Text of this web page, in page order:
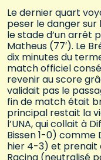
Le dernier quart
peser le danger sur
le stade d’un arrêt
Matheus (77′). Le
dix minutes du
match officiel
revenir au score
validait pas le
fin de match était
principal restait la
l’UNA, qui collait à
Bissen 1-0)
hier 4-3) et prenait